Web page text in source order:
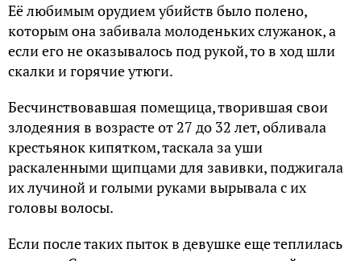
Её любимым орудием убийств было полено,
которым она забивала молоденьких служанок, а
если его не оказывалось под рукой, то в ход шли
скалки и горячие утюги.
Бесчинствовавшая помещица, творившая свои
злодеяния в возрасте от 27 до 32 лет, обливала
крестьянок кипятком, таскала за уши
раскаленными щипцами для завивки, поджигала
их лучиной и голыми руками вырывала с их
головы волосы.
Если после таких пыток в девушке еще теплилась